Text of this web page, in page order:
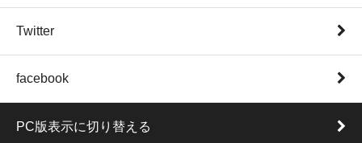
Twitter
facebook
PC版表示に切り替える